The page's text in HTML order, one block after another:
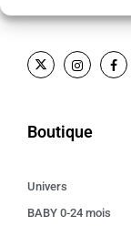
Boutique
Univers
BABY 0-24 mois